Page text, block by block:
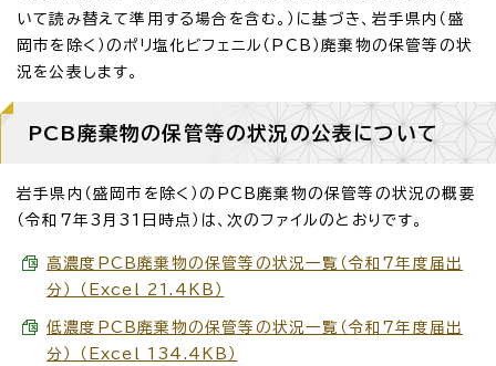
いて読み替えて準用する場合を含む。）に基づき、岩手県内（盛
岡市を除く）のポリ塩化ビフェニル（PCB）廃棄物の保管等の状
況を公表します。
PCB廃棄物の保管等の状況の公表について
岩手県内（盛岡市を除く）のPCB廃棄物の保管等の状況の概要
（令和7年3月31日時点）は、次のファイルのとおりです。
高濃度PCB廃棄物の保管等の状況一覧（令和7年度届出
分） （Excel 21.4KB）
低濃度PCB廃棄物の保管等の状況一覧（令和7年度届出
分） （Excel 134.4KB）